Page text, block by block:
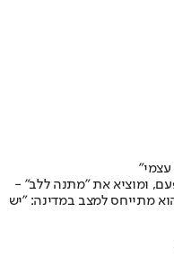
עצמי"
ומוציא את "מתנה ללב" -
מתייחס למצב במדינה: "יש